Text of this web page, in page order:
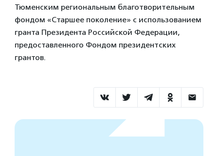
Тюменским региональным благотворительным
фондом «Старшее поколение» с использованием
гранта Президента Российской Федерации,
предоставленного Фондом президентских
грантов.